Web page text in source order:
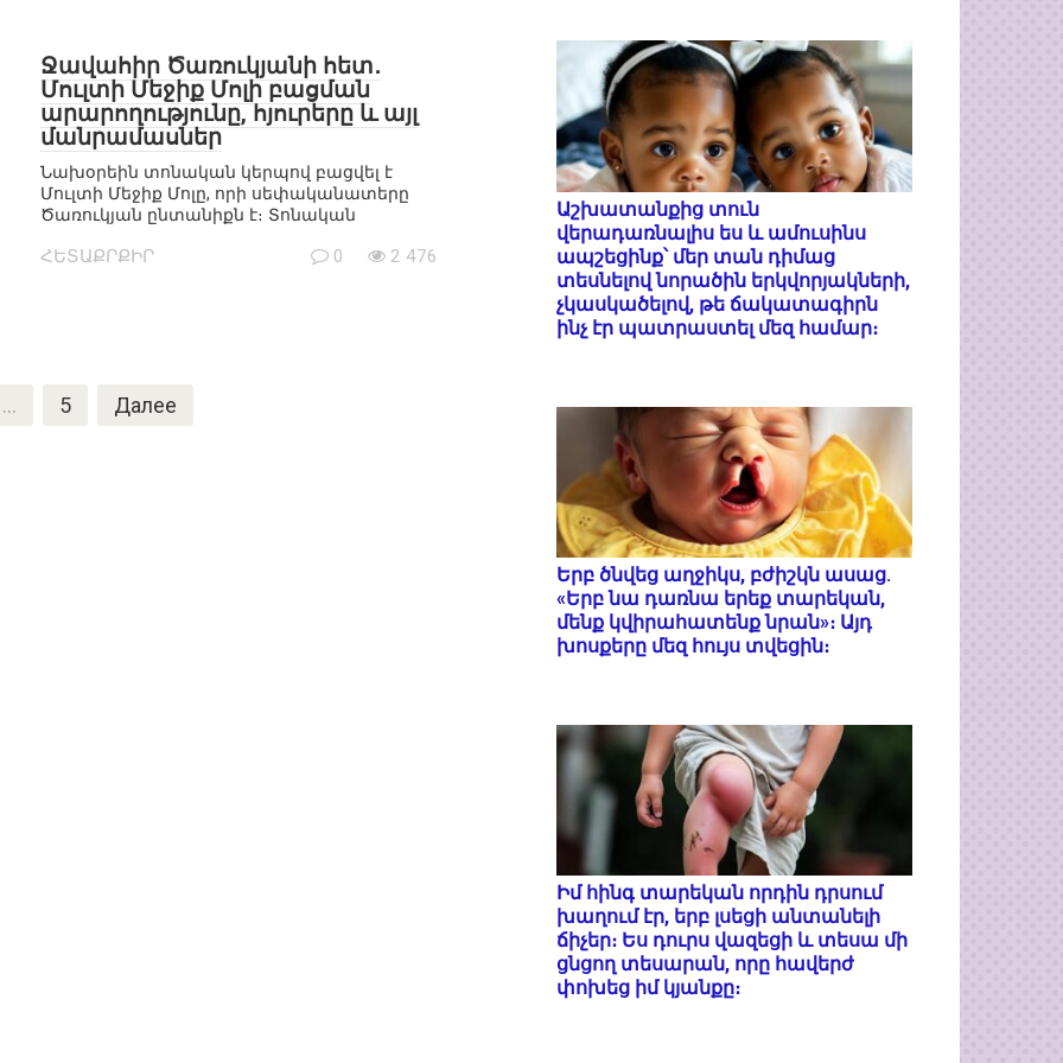
Ջավահիր Ծառուկյանի հետ․
Մուլտի Մեջիք Մոլի բացման
արարողությունը, հյուրերը և այլ
մանրամասներ
Նախօրեին տոնական կերպով բացվել է
Մուլտի Մեջիք Մոլը, որի սեփականատերը
Ծառուկյան ընտանիքն է։ Տոնական
ՀԵՏԱՔՐՔԻՐ 0 2 476
… 5 Далее
Աշխատանքից տուն
վերադառնալիս ես և ամուսինս
ապշեցինք՝ մեր տան դիմաց
տեսնելով նորածին երկվորյակների,
չկասկածելով, թե ճակատագիրն
ինչ էր պատրաստել մեզ համար։
Երբ ծնվեց աղջիկս, բժիշկն ասաց.
«Երբ նա դառնա երեք տարեկան,
մենք կվիրահատենք նրան»։ Այդ
խոսքերը մեզ հույս տվեցին։
Իմ հինգ տարեկան որդին դրսում
խաղում էր, երբ լսեցի անտանելի
ճիչեր։ Ես դուրս վազեցի և տեսա մի
ցնցող տեսարան, որը հավերժ
փոխեց իմ կյանքը։